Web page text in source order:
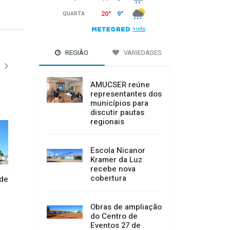
Sicoob Credicanoas realiza
Executiva
16/07/2026 10:29
REGIÃO VARIEDADES
AMUCSER reúne
representantes dos
municípios para
discutir pautas
regionais
Escola Nicanor
Kramer da Luz
recebe nova
cobertura
Obras de ampliação
do Centro de
Eventos 27 de